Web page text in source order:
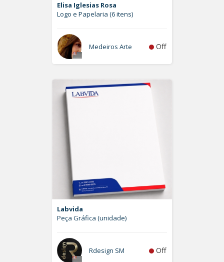
Elisa Iglesias Rosa
Logo e Papelaria (6 itens)
Medeiros Arte Off
Labvida
Peça Gráfica (unidade)
Rdesign SM Off